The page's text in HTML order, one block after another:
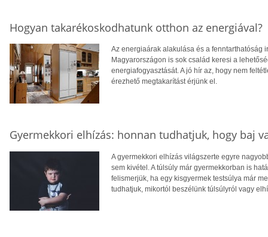
Hogyan takarékoskodhatunk otthon az energiával?
Az energiaárak alakulása és a fenntarthatóság
Magyarországon is sok család keresi a
energiafogyasztását. A jó hír az, hogy nem
érezhető megtakarítást érjünk el.
Gyermekkori elhízás: honnan tudhatjuk, hogy baj
A gyermekkori elhízás világszerte egyre
sem kivétel. A túlsúly már gyermekkorban is
felismerjük, ha egy kisgyermek testsúlya már
tudhatjuk, mikortól beszélünk túlsúlyról vagy